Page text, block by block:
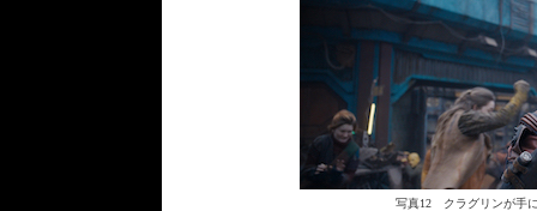
写真12 クラグリンが手